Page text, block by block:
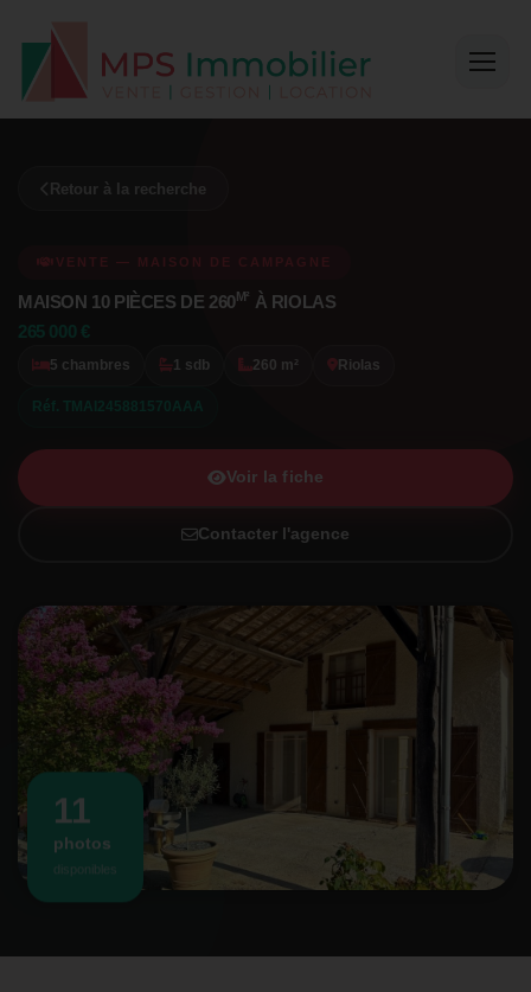
Retour à la recherche
VENTE — MAISON DE CAMPAGNE
MAISON 10 PIÈCES DE 260M² À RIOLAS
265 000 €
5 chambres 1 sdb 260 m² Riolas
Réf. TMAI245881570AAA
Voir la fiche
Contacter l'agence
11
photos
disponibles